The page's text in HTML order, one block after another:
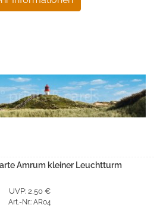
Amrum kleiner Leuchtturm
UVP: 2,50 €
Art.-Nr.: AR04